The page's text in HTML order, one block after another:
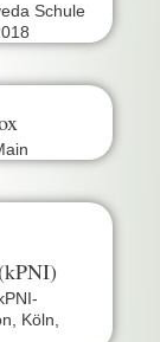
Schule
Köln,